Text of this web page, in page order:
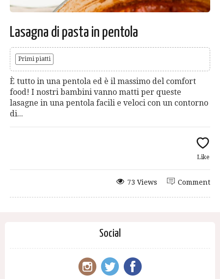
Lasagna di pasta in pentola
Primi piatti
È tutto in una pentola ed è il massimo del comfort
food! I nostri bambini vanno matti per queste
lasagne in una pentola facili e veloci con un contorno
di...
Like
Comment
73 Views
Social